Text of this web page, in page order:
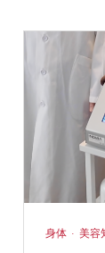
身体 · 美容